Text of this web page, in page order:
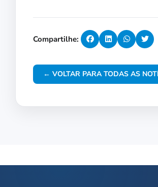
Compartilhe:
← VOLTAR PARA TODAS AS